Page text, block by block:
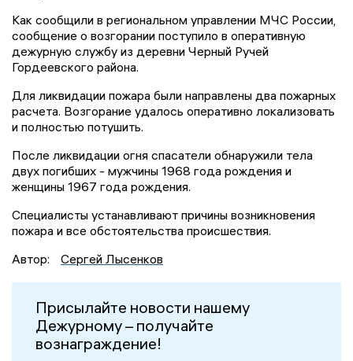
Как сообщили в региональном управлении МЧС России,
сообщение о возгорании поступило в оперативную
дежурную службу из деревни Черный Ручей
Гордеевского района.
Для ликвидации пожара были направлены два пожарных
расчета. Возгорание удалось оперативно локализовать
и полностью потушить.
После ликвидации огня спасатели обнаружили тела
двух погибших - мужчины 1968 года рождения и
женщины 1967 года рождения.
Специалисты устанавливают причины возникновения
пожара и все обстоятельства происшествия.
Автор:
Сергей Лысенков
Присылайте новости нашему
Дежурному – получайте
вознаграждение!